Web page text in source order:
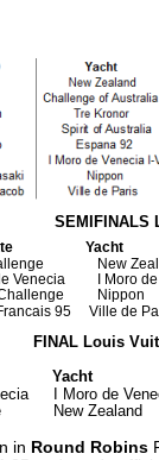
FINAL Louis
Yacht
I Moro de
New Zealand
SEMIFINALS
Yacht
New
Venecia
I Moro de
Nippon
95     Ville de
in Round Robins